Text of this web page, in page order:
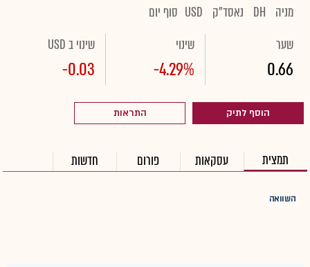
מניה
DH נאסד"ק USD סוף יום
שער
0.66
שינוי
-4.29%
שינוי ב USD
-0.03
הוסף לתיק התראות
תמצית עסקאות פורום חדשות
השוואה